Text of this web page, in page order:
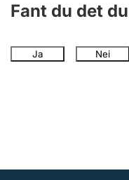
Fant du det
Ja Nei